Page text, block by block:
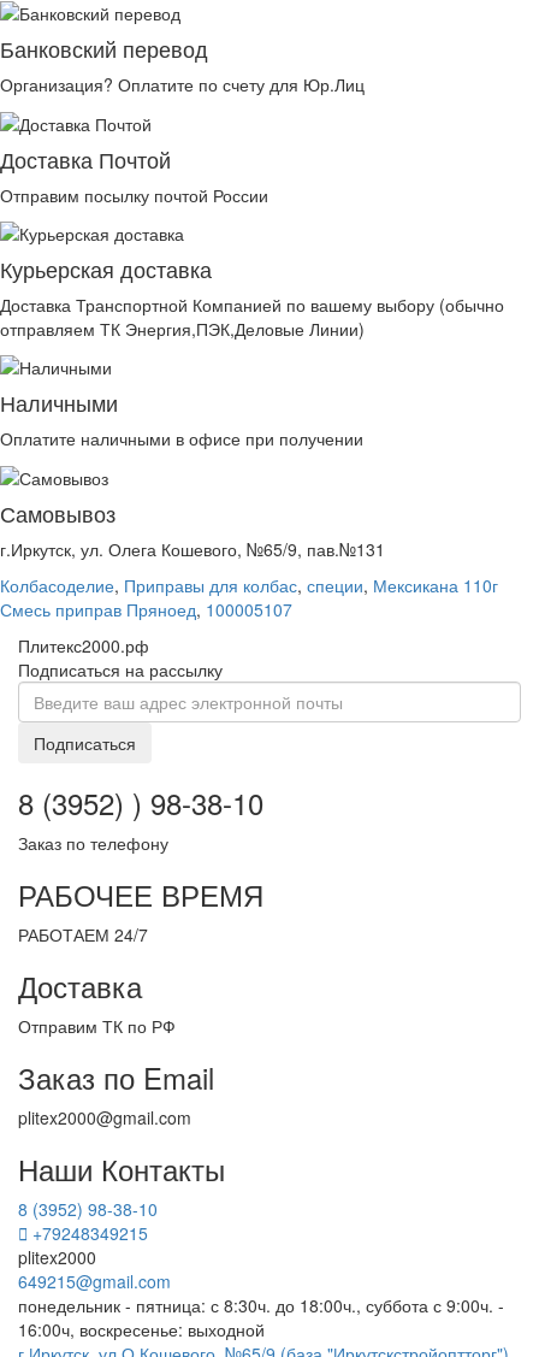
Банковский перевод
Организация? Оплатите по счету для Юр.Лиц
Доставка Почтой
Отправим посылку почтой России
Курьерская доставка
Доставка Транспортной Компанией по вашему выбору (обычно
отправляем ТК Энергия,ПЭК,Деловые Линии)
Наличными
Оплатите наличными в офисе при получении
Самовывоз
г.Иркутск, ул. Олега Кошевого, №65/9, пав.№131
Колбасоделие, Приправы для колбас, специи, Мексикана 110г
Смесь приправ Пряноед, 100005107
Плитекс2000.рф
Подписаться на рассылку
Подписаться
8 (3952) ) 98-38-10
Заказ по телефону
РАБОЧЕЕ ВРЕМЯ
РАБОТАЕМ 24/7
Доставка
Отправим ТК по РФ
Заказ по Email
plitex2000@gmail.com
Наши Контакты
8 (3952) 98-38-10
+79248349215
plitex2000
649215@gmail.com
понедельник - пятница: с 8:30ч. до 18:00ч., суббота с 9:00ч. -
16:00ч, воскресенье: выходной